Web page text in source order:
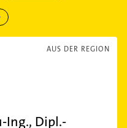
AUS DER REGION
Ing., Dipl.-